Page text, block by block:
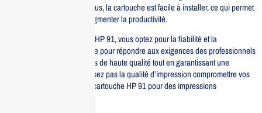
utilisation sans tracas. De plus, la cartouche est facile à installer, ce qui permet
de gagner du temps et d’augmenter la productivité.
En choisissant la cartouche HP 91, vous optez pour la fiabilité et la
performance. Elle est conçue pour répondre aux exigences des professionnels
qui recherchent des résultats de haute qualité tout en garantissant une
efficacité maximale. Ne laissez pas la qualité d’impression compromettre vos
projets, investissez dans la cartouche HP 91 pour des impressions